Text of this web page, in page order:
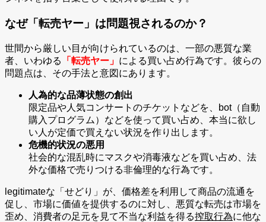
なぜ「転売ヤー」は問題視されるのか？
世間から厳しい目が向けられているのは、一部の悪質な業
者、いわゆる
「転売ヤー」 による買い占め行為です。彼らの
問題点は、その手法と意図にあります。
人為的な品薄状態の創出
限定品や人気コンサートのチケットなどを、bot（自動
購入プログラム）などを使って買い占め、本当に欲し
い人が定価で買えない状況を作り出します。
危機的状況の悪用
社会的な混乱時にマスクや消毒液などを買い占め、法
外な価格で売りつける非倫理的な行為です。
legitimateな「せどり」が、価格差を利用して商品の流通を
促し、市場に価値を提供するのに対し、悪質な転売は市場を
歪め、消費者の足元を見て不当な利益を得る搾取行為に他な